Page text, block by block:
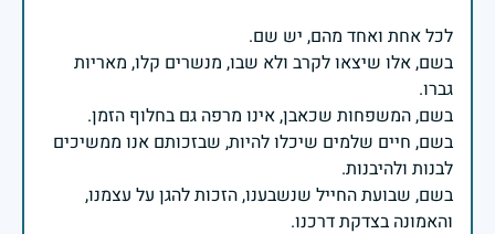
בשם, אלו שיצאו לקרב ולא שבו, מנשרים קלו, מאריות
בשם, חיים שלמים שיכלו להיות, שבזכותם אנו ממשיכים
בשם, שבועת החייל שנשבענו, הזכות להגן על עצמנו,